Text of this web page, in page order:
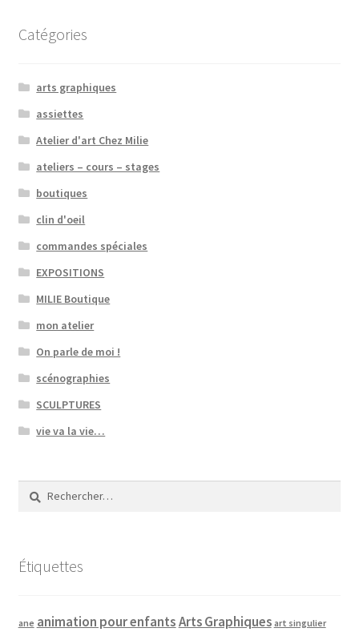
Catégories
arts graphiques
assiettes
Atelier d'art Chez Milie
ateliers – cours – stages
boutiques
clin d'oeil
commandes spéciales
EXPOSITIONS
MILIE Boutique
mon atelier
On parle de moi !
scénographies
SCULPTURES
vie va la vie…
Rechercher :
Étiquettes
ane animation pour enfantsArts Graphiques art singulier